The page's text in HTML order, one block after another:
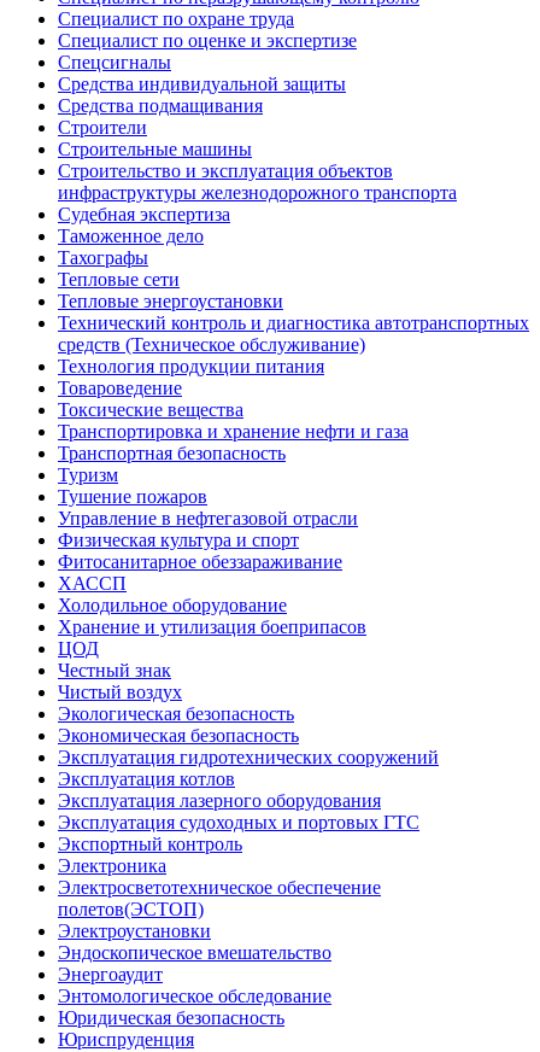
Специалист по охране труда
Специалист по оценке и экспертизе
Спецсигналы
Средства индивидуальной защиты
Средства подмащивания
Строители
Строительные машины
Строительство и эксплуатация объектов
инфраструктуры железнодорожного транспорта
Судебная экспертиза
Таможенное дело
Тахографы
Тепловые сети
Тепловые энергоустановки
Технический контроль и диагностика автотранспортных
средств (Техническое обслуживание)
Технология продукции питания
Товароведение
Токсические вещества
Транспортировка и хранение нефти и газа
Транспортная безопасность
Туризм
Тушение пожаров
Управление в нефтегазовой отрасли
Физическая культура и спорт
Фитосанитарное обеззараживание
ХАССП
Холодильное оборудование
Хранение и утилизация боеприпасов
ЦОД
Честный знак
Чистый воздух
Экологическая безопасность
Экономическая безопасность
Эксплуатация гидротехнических сооружений
Эксплуатация котлов
Эксплуатация лазерного оборудования
Эксплуатация судоходных и портовых ГТС
Экспортный контроль
Электроника
Электросветотехническое обеспечение
полетов(ЭСТОП)
Электроустановки
Эндоскопическое вмешательство
Энергоаудит
Энтомологическое обследование
Юридическая безопасность
Юриспруденция